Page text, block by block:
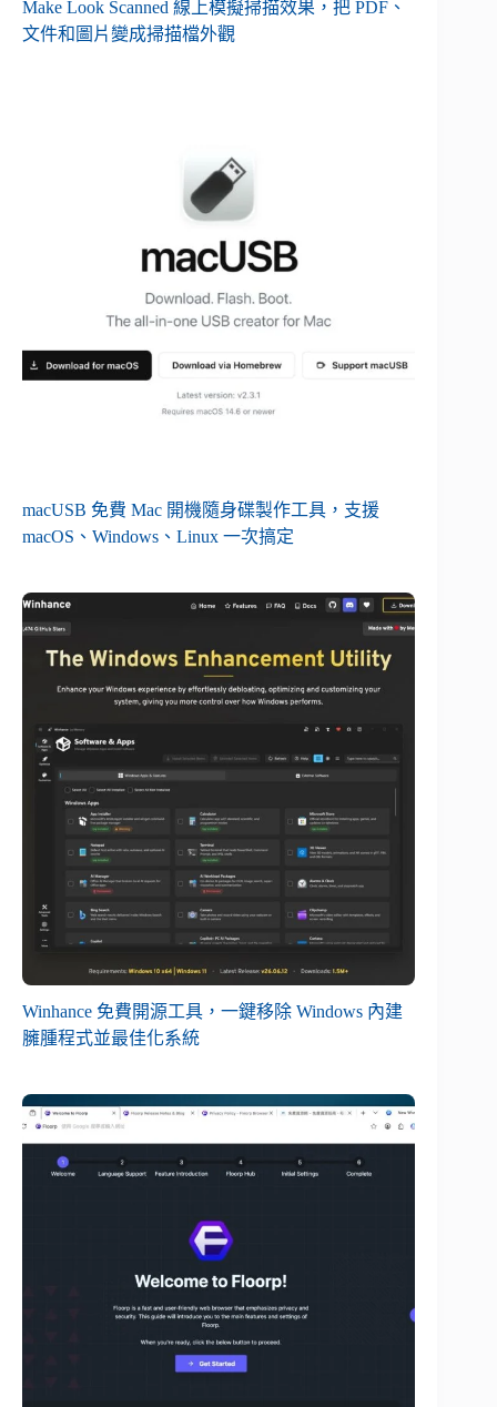
Make Look Scanned 線上模擬掃描效果，把 PDF、
文件和圖片變成掃描檔外觀
macUSB 免費 Mac 開機隨身碟製作工具，支援
macOS、Windows、Linux 一次搞定
Winhance 免費開源工具，一鍵移除 Windows 內建
臃腫程式並最佳化系統